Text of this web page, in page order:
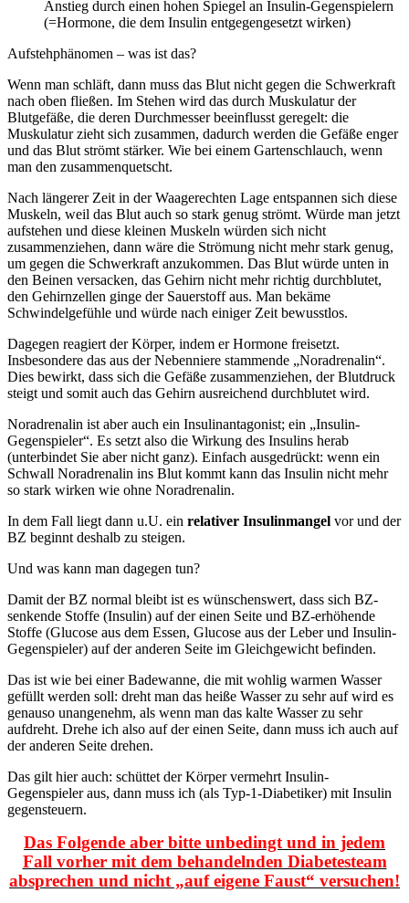
Anstieg durch einen hohen Spiegel an Insulin-Gegenspielern
(=Hormone, die dem Insulin entgegengesetzt wirken)
Aufstehphänomen – was ist das?
Wenn man schläft, dann muss das Blut nicht gegen die Schwerkraft
nach oben fließen. Im Stehen wird das durch Muskulatur der
Blutgefäße, die deren Durchmesser beeinflusst geregelt: die
Muskulatur zieht sich zusammen, dadurch werden die Gefäße enger
und das Blut strömt stärker. Wie bei einem Gartenschlauch, wenn
man den zusammenquetscht.
Nach längerer Zeit in der Waagerechten Lage entspannen sich diese
Muskeln, weil das Blut auch so stark genug strömt. Würde man jetzt
aufstehen und diese kleinen Muskeln würden sich nicht
zusammenziehen, dann wäre die Strömung nicht mehr stark genug,
um gegen die Schwerkraft anzukommen. Das Blut würde unten in
den Beinen versacken, das Gehirn nicht mehr richtig durchblutet,
den Gehirnzellen ginge der Sauerstoff aus. Man bekäme
Schwindelgefühle und würde nach einiger Zeit bewusstlos.
Dagegen reagiert der Körper, indem er Hormone freisetzt.
Insbesondere das aus der Nebenniere stammende „Noradrenalin“.
Dies bewirkt, dass sich die Gefäße zusammenziehen, der Blutdruck
steigt und somit auch das Gehirn ausreichend durchblutet wird.
Noradrenalin ist aber auch ein Insulinantagonist; ein „Insulin-
Gegenspieler“. Es setzt also die Wirkung des Insulins herab
(unterbindet Sie aber nicht ganz). Einfach ausgedrückt: wenn ein
Schwall Noradrenalin ins Blut kommt kann das Insulin nicht mehr
so stark wirken wie ohne Noradrenalin.
In dem Fall liegt dann u.U. ein relativer Insulinmangel vor und der
BZ beginnt deshalb zu steigen.
Und was kann man dagegen tun?
Damit der BZ normal bleibt ist es wünschenswert, dass sich BZ-
senkende Stoffe (Insulin) auf der einen Seite und BZ-erhöhende
Stoffe (Glucose aus dem Essen, Glucose aus der Leber und Insulin-
Gegenspieler) auf der anderen Seite im Gleichgewicht befinden.
Das ist wie bei einer Badewanne, die mit wohlig warmen Wasser
gefüllt werden soll: dreht man das heiße Wasser zu sehr auf wird es
genauso unangenehm, als wenn man das kalte Wasser zu sehr
aufdreht. Drehe ich also auf der einen Seite, dann muss ich auch auf
der anderen Seite drehen.
Das gilt hier auch: schüttet der Körper vermehrt Insulin-
Gegenspieler aus, dann muss ich (als Typ-1-Diabetiker) mit Insulin
gegensteuern.
Das Folgende aber bitte unbedingt und in jedem
Fall vorher mit dem behandelnden Diabetesteam
absprechen und nicht „auf eigene Faust“ versuchen!